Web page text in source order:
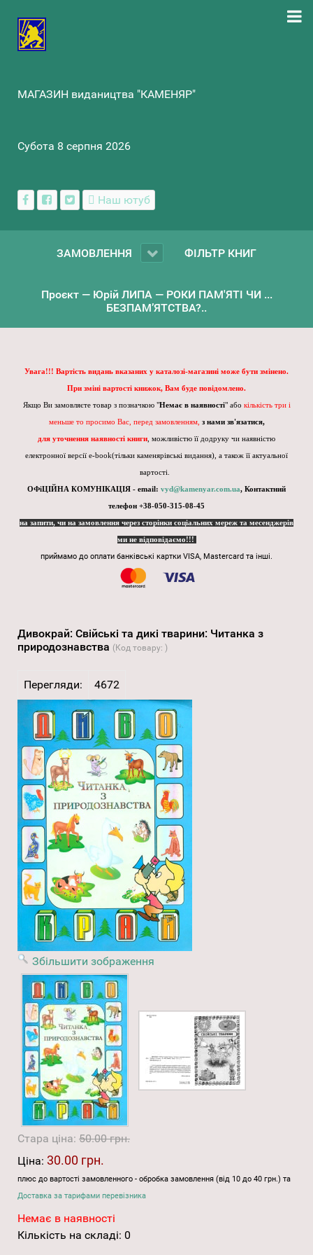
МАГАЗИН видаництва "КАМЕНЯР"
Субота 8 серпня 2026
Наш ютуб
ЗАМОВЛЕННЯ ФІЛЬТР КНИГ
Проєкт — Юрій ЛИПА — РОКИ ПАМ'ЯТІ ЧИ ...
БЕЗПАМ’ЯТСТВА?..
Увага!!! Вартість видань вказаних у каталозі-магазині може бути змінено.
При зміні вартості книжок, Вам буде повідомлено.
Якщо Ви замовляєте товар з позначкою "Немає в наявності" або кількість три і
меньше то просимо Вас, перед замовленням, з нами зв'язатися,
для уточнення наявності книги , можливістю її додруку чи наявністю
електронної версії e-book(тільки каменярівські видання), а також її актуальної
вартості.
ОФіЦІЙНА КОМУНІКАЦІЯ - email: vyd@kamenyar.com.ua, Контактний
телефон +38-050-315-08-45
на запити, чи на замовлення через сторінки соціальних мереж та месенджерів
ми не відповідаємо!!!
приймамо до оплати банківські картки VISA, Mastercard та інші.
Дивокрай: Свійські та дикі тварини: Читанка з
природознавства (Код товару: )
Перегляди: 4672
Збільшити зображення
Стара ціна: 50.00 грн.
Ціна: 30.00 грн.
плюс до вартості замовленного - обробка замовлення (від 10 до 40 грн.) та
Доставка за тарифами перевізника
Немає в наявності
Кількість на складі: 0